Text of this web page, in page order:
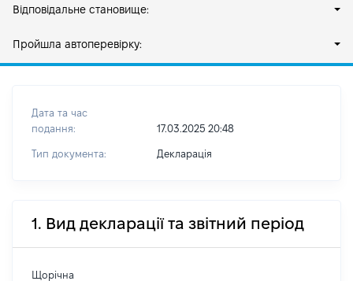
Відповідальне становище:
Пройшла автоперевірку:
Дата та час
подання:
17.03.2025 20:48
Тип документа: Декларація
1. Вид декларації та звітний період
Щорічна